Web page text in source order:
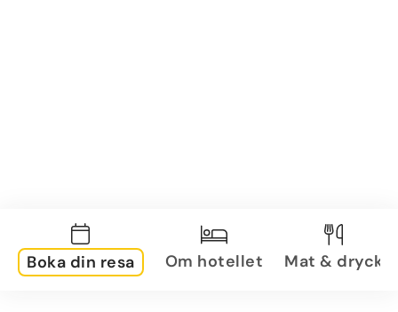
Boka din resa Om hotellet Mat & dryck